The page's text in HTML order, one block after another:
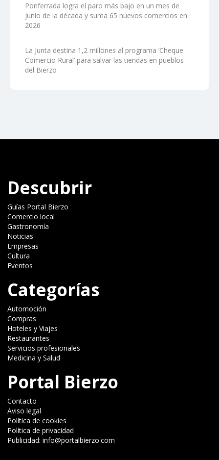
Ponferrada logra el paro más bajo en un mes de
junio de la década y suma 65 nuevos comercios en
2026
La Junta destina 1,2 millones al programa ‘Cheque
Comercio Rural’ para salvar las tiendas en pueblos
del Bierzo
Descubrir
Guías Portal Bierzo
Comercio local
Gastronomía
Noticias
Empresas
Cultura
Eventos
Categorías
Automoción
Compras
Hoteles y Viajes
Restaurantes
Servicios profesionales
Medicina y Salud
Portal Bierzo
Contacto
Aviso legal
Política de cookies
Política de privacidad
Publicidad: info@portalbierzo.com